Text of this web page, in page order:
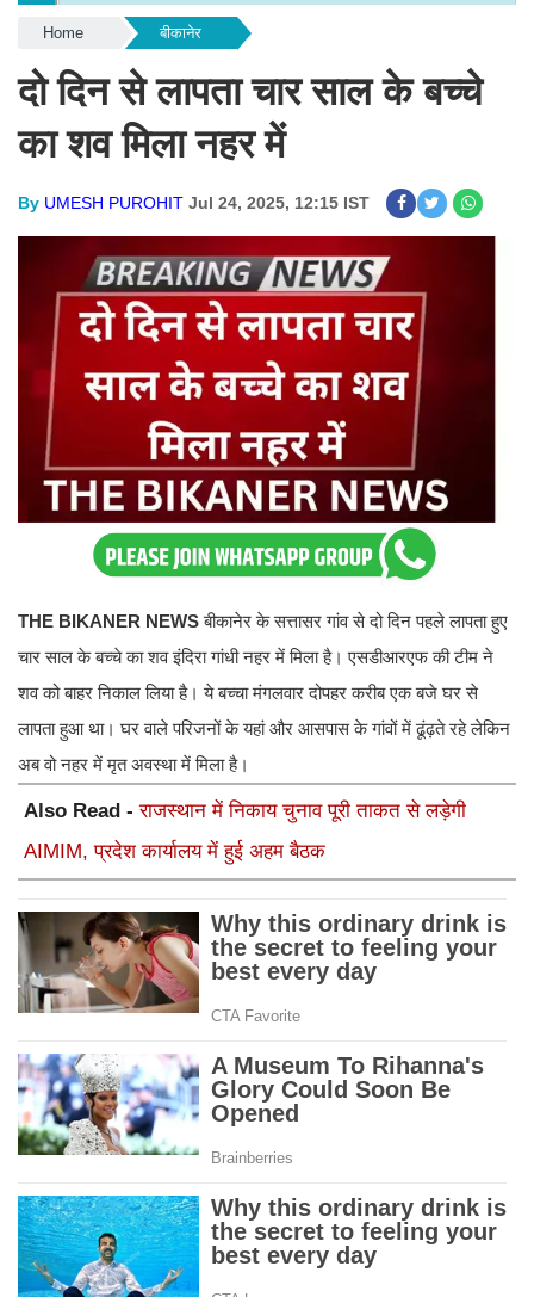
Home बीकानेर
दो दिन से लापता चार साल के बच्चे
का शव मिला नहर में
By UMESH PUROHIT Jul 24, 2025, 12:15 IST
THE BIKANER NEWSबीकानेर के सत्तासर गांव से दो दिन पहले लापता हुए
चार साल के बच्चे का शव इंदिरा गांधी नहर में मिला है। एसडीआरएफ की टीम ने
शव को बाहर निकाल लिया है। ये बच्चा मंगलवार दोपहर करीब एक बजे घर से
लापता हुआ था। घर वाले परिजनों के यहां और आसपास के गांवों में ढूंढ़ते रहे लेकिन
अब वो नहर में मृत अवस्था में मिला है।
Also Read -राजस्थान में निकाय चुनाव पूरी ताकत से लड़ेगी
AIMIM, प्रदेश कार्यालय में हुई अहम बैठक